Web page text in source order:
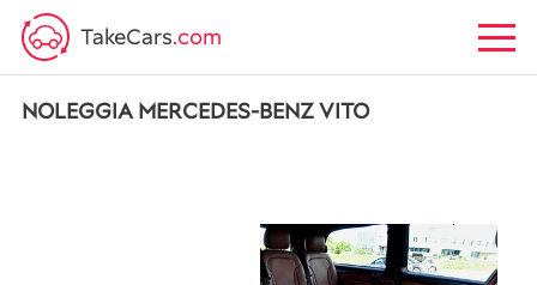
TakeCars.com
NOLEGGIA MERCEDES-BENZ VITO